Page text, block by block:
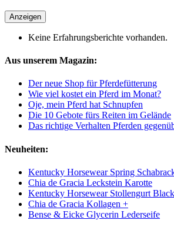
Anzeigen
Keine Erfahrungsberichte vorhanden.
Aus unserem Magazin:
Der neue Shop für Pferdefütterung
Wie viel kostet ein Pferd im Monat?
Oje, mein Pferd hat Schnupfen
Die 10 Gebote fürs Reiten im Gelände
Das richtige Verhalten Pferden
Neuheiten:
Kentucky Horsewear Spring
Chia de Gracia Leckstein Karotte
Kentucky Horsewear Stollengurt Black
Chia de Gracia Kollagen +
Bense & Eicke Glycerin Lederseife